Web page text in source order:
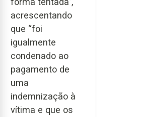
acrescentando
que “foi
igualmente
condenado ao
pagamento de
uma
indemnização à
vítima e que os